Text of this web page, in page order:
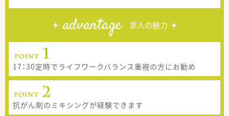
advantage 求人の魅力
17：30定時でライフワークバランス重視の方にお勧め
抗がん剤のミキシングが経験できます